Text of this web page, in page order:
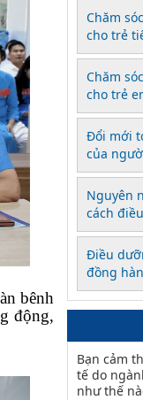
bệnh
động,
Chăm
cho trẻ
Chăm
cho trẻ
Đổi mới
của
Nguyên
cách
Điều
đồng
Bạn cảm
tế do
như thế